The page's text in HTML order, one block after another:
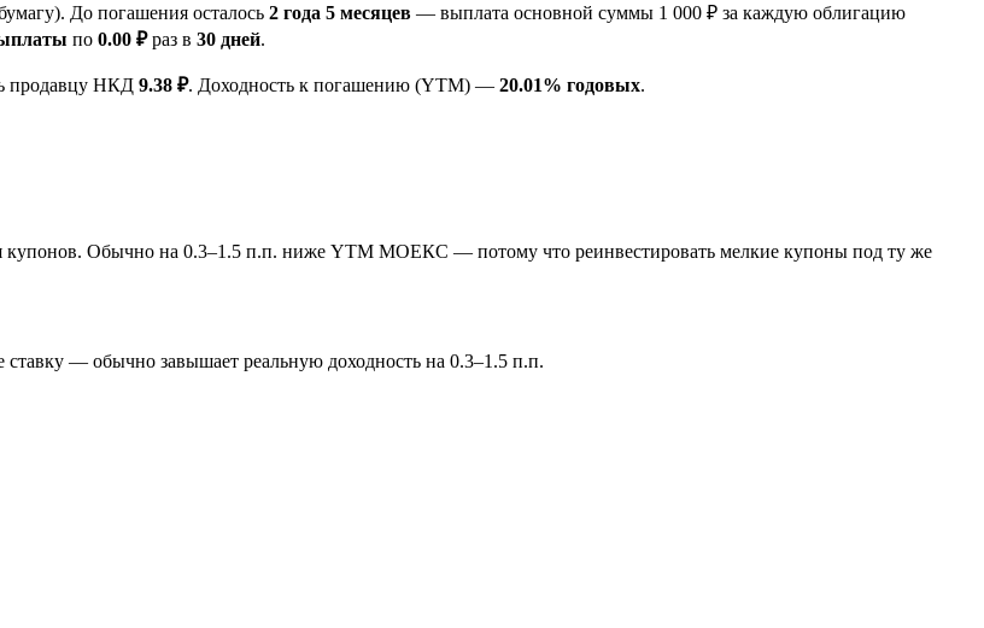
До погашения осталось 2 года 5 месяцев — выплата основной суммы 1 000 ₽ за каждую облигацию
по 0.00 ₽раз в 30 дней.
продавцу НКД 9.38 ₽. Доходность к погашению (YTM) — 20.01% годовых.
купонов. Обычно на 0.3–1.5 п.п. ниже YTM МОЕКС — потому что реинвестировать мелкие купоны под ту же
— обычно завышает реальную доходность на 0.3–1.5 п.п.